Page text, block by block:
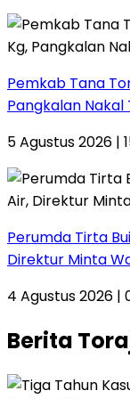
Pemkab Tana
Pangkalan
5 Agustus 2026 |
Perumda Tirta
Direktur Minta
4 Agustus 2026 |
Berita